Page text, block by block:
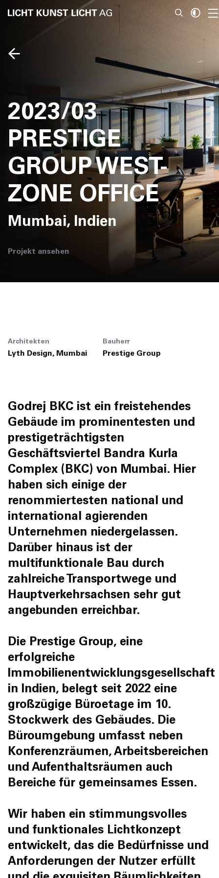
Über Uns
Projekte
Team
Awards
Bücher
Jobs
2023/03
PRESTIGE
GROUP WEST-
ZONE OFFICE
Mumbai, Indien
Projekt ansehen
Architekten
Lyth Design, Mumbai
Bauherr
Prestige Group
Godrej BKC ist ein freistehendes
Gebäude im prominentesten und
prestigeträchtigsten
Geschäftsviertel Bandra Kurla
Complex (BKC) von Mumbai. Hier
haben sich einige der
renommiertesten national und
international agierenden
Unternehmen niedergelassen.
Darüber hinaus ist der
multifunktionale Bau durch
zahlreiche Transportwege und
Hauptverkehrsachsen sehr gut
angebunden erreichbar.
Die Prestige Group, eine
erfolgreiche
Immobilienentwicklungsgesellschaft
in Indien, belegt seit 2022 eine
großzügige Büroetage im 10.
Stockwerk des Gebäudes. Die
Büroumgebung umfasst neben
Konferenzräumen, Arbeitsbereichen
und Aufenthaltsräumen auch
Bereiche für gemeinsames Essen.
Wir haben ein stimmungsvolles
und funktionales Lichtkonzept
entwickelt, das die Bedürfnisse und
Anforderungen der Nutzer erfüllt